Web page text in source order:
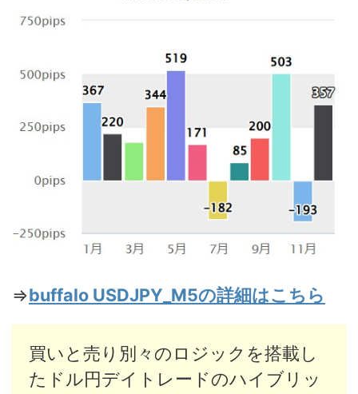
⇒buffalo USDJPY_M5の詳細はこちら
買いと売り別々のロジックを搭載し
たドル円デイトレードのハイブリッ